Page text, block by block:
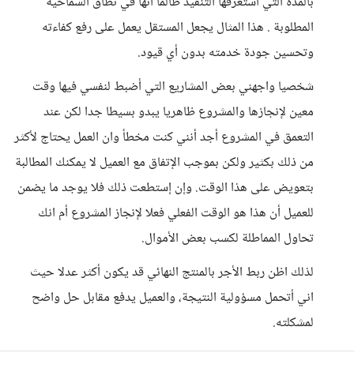
المطلوبة . هذا المثال يجعل المستقل يعمل على رفع كفاءته
وتحسين جودة خدمته بدون أي قيود.
شخصيا واجهني بعض المشاريع التي أضبط لنفسي فيها وقت
معين لإنجازها والمشروع ظاهريا يبدو بسيطا جدا لكن عند
التعمق في المشروع أجد أنني كنت مخطأ وان العمل يحتاج لأكثر
من ذلك بكثير ولكن بموجب الإتفاق مع العميل لا يمكنك المطالبة
بتعويض على هذا الوقت. وإن إستطعت ذلك فلا يوجد ما يضمن
للعميل أن هذا هو الوقت الفعلي فعلا لإنجاز المشروع أم انك
تحاول المماطلة لكسب بعض الأموال.
لذلك اظن ربط الأجر بالمنتج النهائي قد يكون أكثر عدلا حيث
اني أتحمل مسؤولية النتيجة، والعميل يدفع مقابل حل واضح
لمشكلته.